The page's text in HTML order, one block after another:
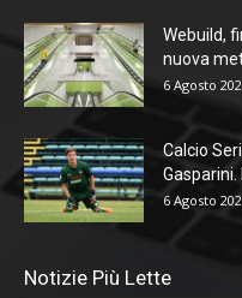
Webuild,
nuova
6 Agosto
Calcio
Gasparini.
6 Agosto
Notizie Più Lette